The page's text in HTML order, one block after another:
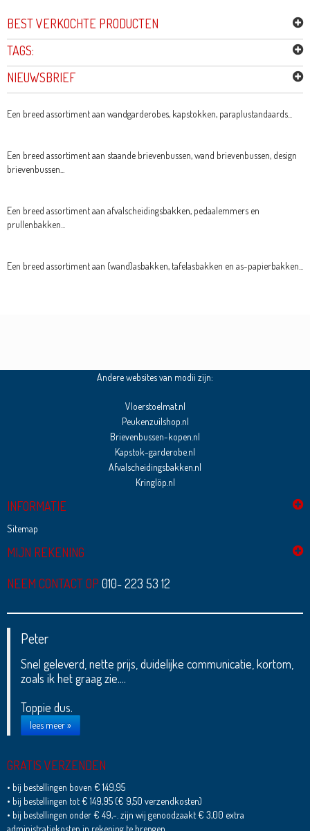
BEST VERKOCHTE PRODUCTEN
TAGS:
NIEUWSBRIEF
Een breed assortiment aan wandgarderobes, kapstokken, paraplustandaards...
Een breed assortiment aan staande brievenbussen, wand brievenbussen, design
brievenbussen...
Een breed assortiment aan afvalscheidingsbakken, pedaalemmers en
prullenbakken...
Een breed assortiment aan (wand)asbakken, tafelasbakken en as-papierbakken...
Andere websites van modii zijn:
Vloerstoelmat.nl
Peukenzuilshop.nl
Brievenbussen-kopen.nl
Kapstok-garderobe.nl
Afvalscheidingsbakken.nl
Kringlöp.nl
INFORMATIE
Sitemap
MIJN REKENING
NEEM CONTACT OP 010- 223 53 12
Peter
Snel geleverd, nette prijs, duidelijke communicatie, kortom,
zoals ik het graag zie....
Toppie dus.
lees meer »
GRATIS VERZENDEN
• bij bestellingen boven € 149,95
• bij bestellingen tot € 149,95 (€ 9,50 verzendkosten)
• bij bestellingen onder € 49,-. zijn wij genoodzaakt € 3,00 extra